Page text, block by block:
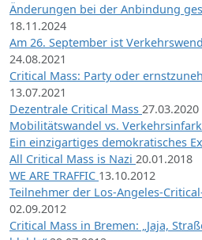
Änderungen bei der Anbindung
18.11.2024
Am 26. September ist
24.08.2021
Critical Mass: Party oder
13.07.2021
Dezentrale Critical Mass 27.03.2020
Mobilitätswandel vs.
Ein einzigartiges demokratisches
All Critical Mass is Nazi 20.01.2018
WE ARE TRAFFIC 13.10.2012
Teilnehmer der Los-Angeles-
02.09.2012
Critical Mass in Bremen: „Jaja,